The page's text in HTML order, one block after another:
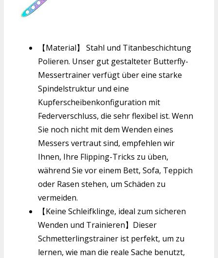
【Material】 Stahl und Titanbeschichtung
Polieren. Unser gut gestalteter Butterfly-
Messertrainer verfügt über eine starke
Spindelstruktur und eine
Kupferscheibenkonfiguration mit
Federverschluss, die sehr flexibel ist. Wenn
Sie noch nicht mit dem Wenden eines
Messers vertraut sind, empfehlen wir
Ihnen, Ihre Flipping-Tricks zu üben,
während Sie vor einem Bett, Sofa, Teppich
oder Rasen stehen, um Schäden zu
vermeiden.
【Keine Schleifklinge, ideal zum sicheren
Wenden und Trainieren】Dieser
Schmetterlingstrainer ist perfekt, um zu
lernen, wie man die reale Sache benutzt,